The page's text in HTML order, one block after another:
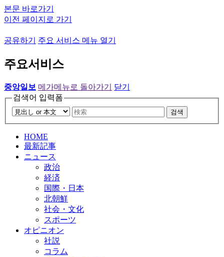
본문 바로가기
이전 페이지로 가기
공유하기 주요 서비스 메뉴 열기
주요서비스
중앙일보 메가메뉴로 돌아가기
닫기
검색어 입력폼
검색
HOME
最新記事
ニュース
政治
経済
国際・日本
北朝鮮
社会・文化
スポーツ
オピニオン
社説
コラム